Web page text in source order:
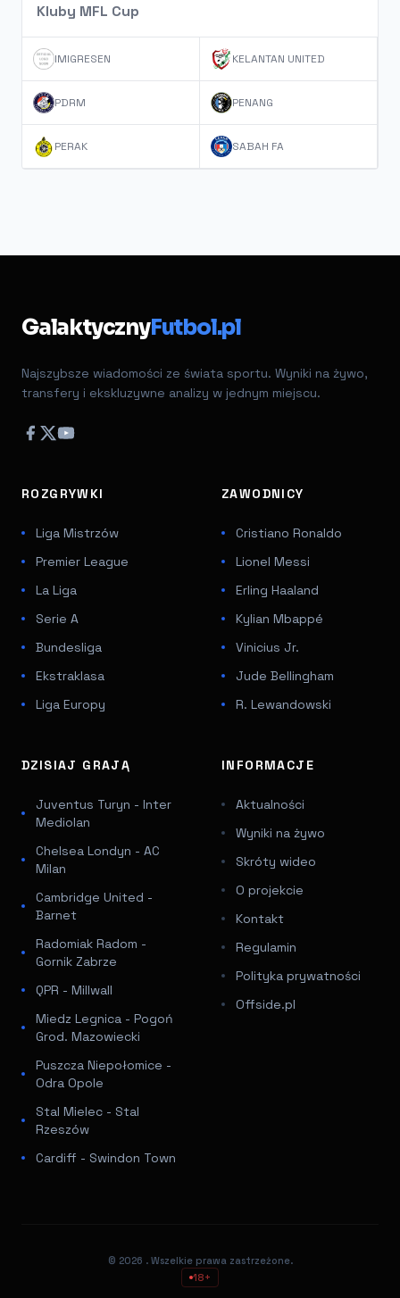
Kluby MFL Cup
IMIGRESEN KELANTAN UNITED
PDRM PENANG
PERAK SABAH FA
GalaktycznyFutbol.pl
Najszybsze wiadomości ze świata sportu. Wyniki na żywo,
transfery i ekskluzywne analizy w jednym miejscu.
ROZGRYWKI
Liga Mistrzów
Premier League
La Liga
Serie A
Bundesliga
Ekstraklasa
Liga Europy
ZAWODNICY
Cristiano Ronaldo
Lionel Messi
Erling Haaland
Kylian Mbappé
Vinicius Jr.
Jude Bellingham
R. Lewandowski
DZISIAJ GRAJĄ
Juventus Turyn - Inter
Mediolan
Chelsea Londyn - AC
Milan
Cambridge United -
Barnet
Radomiak Radom -
Gornik Zabrze
QPR - Millwall
Miedz Legnica - Pogoń
Grod. Mazowiecki
Puszcza Niepołomice -
Odra Opole
Stal Mielec - Stal
Rzeszów
Cardiff - Swindon Town
INFORMACJE
Aktualności
Wyniki na żywo
Skróty wideo
O projekcie
Kontakt
Regulamin
Polityka prywatności
Offside.pl
© 2026 . Wszelkie prawa zastrzeżone.
18+